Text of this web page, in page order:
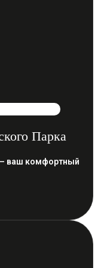
Парка
ваш комфортный